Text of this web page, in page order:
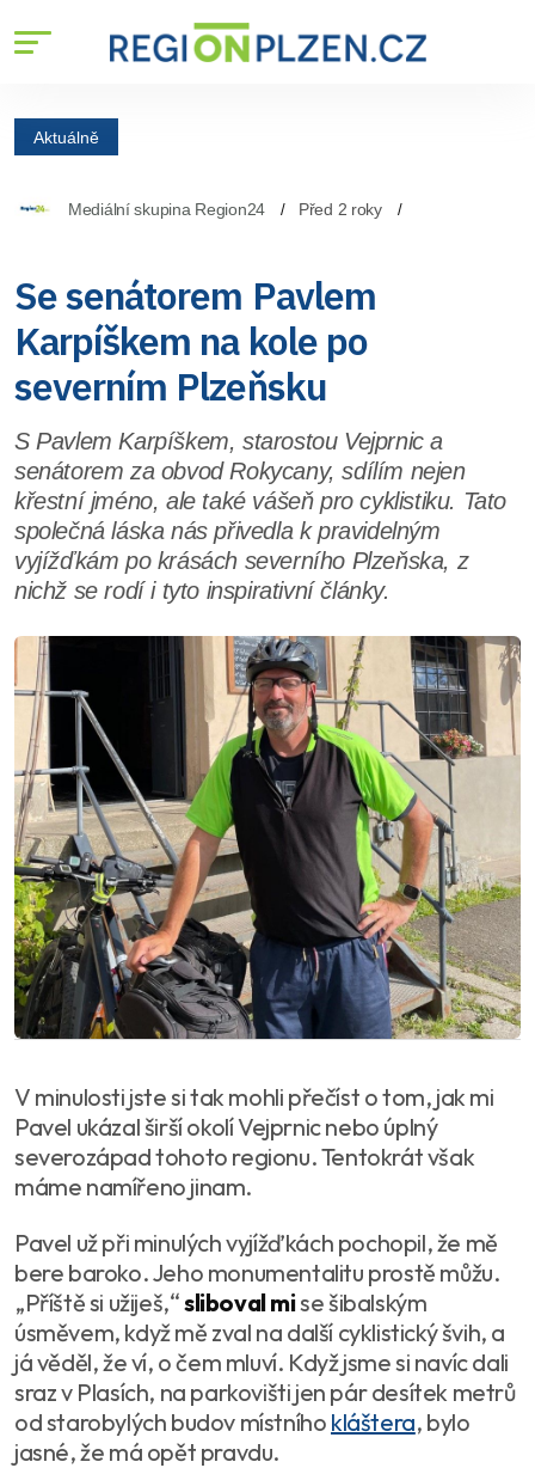
Aktuálně
Mediální skupina Region24 Před 2 roky
Se senátorem Pavlem
Karpíškem na kole po
severním Plzeňsku
S Pavlem Karpíškem, starostou Vejprnic a
senátorem za obvod Rokycany, sdílím nejen
křestní jméno, ale také vášeň pro cyklistiku. Tato
společná láska nás přivedla k pravidelným
vyjížďkám po krásách severního Plzeňska, z
nichž se rodí i tyto inspirativní články.
V minulosti jste si tak mohli přečíst o tom, jak mi
Pavel ukázal širší okolí Vejprnic nebo úplný
severozápad tohoto regionu. Tentokrát však
máme namířeno jinam.
Pavel už při minulých vyjížďkách pochopil, že mě
bere baroko. Jeho monumentalitu prostě můžu.
„Příště si užiješ,“sliboval mise šibalským
úsměvem, když mě zval na další cyklistický švih, a
já věděl, že ví, o čem mluví. Když jsme si navíc dali
sraz v Plasích, na parkovišti jen pár desítek metrů
od starobylých budov místního kláštera, bylo
jasné, že má opět pravdu.